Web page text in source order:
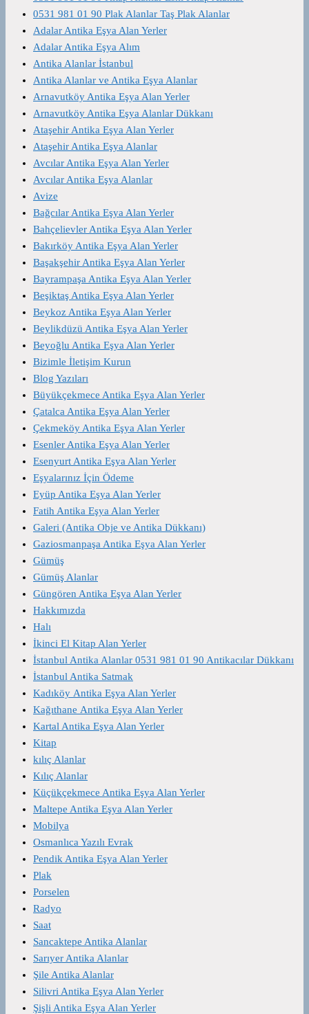
0531 981 01 90 Plak Alanlar Taş Plak Alanlar
Adalar Antika Eşya Alan Yerler
Adalar Antika Eşya Alım
Antika Alanlar İstanbul
Antika Alanlar ve Antika Eşya Alanlar
Arnavutköy Antika Eşya Alan Yerler
Arnavutköy Antika Eşya Alanlar Dükkanı
Ataşehir Antika Eşya Alan Yerler
Ataşehir Antika Eşya Alanlar
Avcılar Antika Eşya Alan Yerler
Avcılar Antika Eşya Alanlar
Avize
Bağcılar Antika Eşya Alan Yerler
Bahçelievler Antika Eşya Alan Yerler
Bakırköy Antika Eşya Alan Yerler
Başakşehir Antika Eşya Alan Yerler
Bayrampaşa Antika Eşya Alan Yerler
Beşiktaş Antika Eşya Alan Yerler
Beykoz Antika Eşya Alan Yerler
Beylikdüzü Antika Eşya Alan Yerler
Beyoğlu Antika Eşya Alan Yerler
Bizimle İletişim Kurun
Blog Yazıları
Büyükçekmece Antika Eşya Alan Yerler
Çatalca Antika Eşya Alan Yerler
Çekmeköy Antika Eşya Alan Yerler
Esenler Antika Eşya Alan Yerler
Esenyurt Antika Eşya Alan Yerler
Eşyalarınız İçin Ödeme
Eyüp Antika Eşya Alan Yerler
Fatih Antika Eşya Alan Yerler
Galeri (Antika Obje ve Antika Dükkanı)
Gaziosmanpaşa Antika Eşya Alan Yerler
Gümüş
Gümüş Alanlar
Güngören Antika Eşya Alan Yerler
Hakkımızda
Halı
İkinci El Kitap Alan Yerler
İstanbul Antika Alanlar 0531 981 01 90 Antikacılar Dükkanı
İstanbul Antika Satmak
Kadıköy Antika Eşya Alan Yerler
Kağıthane Antika Eşya Alan Yerler
Kartal Antika Eşya Alan Yerler
Kitap
kılıç Alanlar
Kılıç Alanlar
Küçükçekmece Antika Eşya Alan Yerler
Maltepe Antika Eşya Alan Yerler
Mobilya
Osmanlıca Yazılı Evrak
Pendik Antika Eşya Alan Yerler
Plak
Porselen
Radyo
Saat
Sancaktepe Antika Alanlar
Sarıyer Antika Alanlar
Şile Antika Alanlar
Silivri Antika Eşya Alan Yerler
Şişli Antika Eşya Alan Yerler